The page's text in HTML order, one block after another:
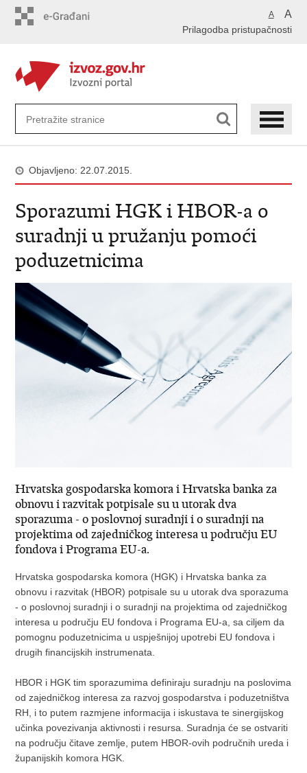
A A
Prilagodba pristupačnosti
Objavljeno: 22.07.2015.
Sporazumi HGK i HBOR-a o
suradnji u pružanju pomoći
poduzetnicima
Hrvatska gospodarska komora i Hrvatska banka za
obnovu i razvitak potpisale su u utorak dva
sporazuma - o poslovnoj suradnji i o suradnji na
projektima od zajedničkog interesa u području EU
fondova i Programa EU-a.
Hrvatska gospodarska komora (HGK) i Hrvatska banka za
obnovu i razvitak (HBOR) potpisale su u utorak dva sporazuma
- o poslovnoj suradnji i o suradnji na projektima od zajedničkog
interesa u području EU fondova i Programa EU-a, sa ciljem da
pomognu poduzetnicima u uspješnijoj upotrebi EU fondova i
drugih financijskih instrumenata.
HBOR i HGK tim sporazumima definiraju suradnju na poslovima
od zajedničkog interesa za razvoj gospodarstva i poduzetništva
RH, i to putem razmjene informacija i iskustava te sinergijskog
učinka povezivanja aktivnosti i resursa. Suradnja će se ostvariti
na području čitave zemlje, putem HBOR-ovih područnih ureda i
županijskih komora HGK.